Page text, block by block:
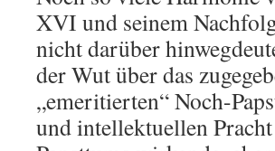
XVI und seinem
nicht darüber
der Wut über das
„emeritierten“ Noch-
und intellektuellen